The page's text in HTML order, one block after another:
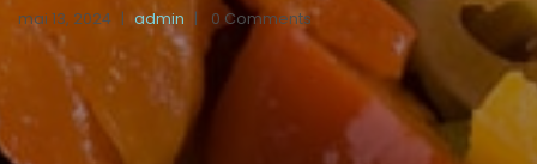
mai 13, 2024 | admin | 0 Comments